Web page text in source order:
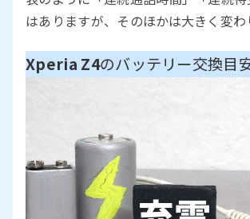
はありますが、そのほかは大きく変わ
Xperia Z4のバッテリー交換目